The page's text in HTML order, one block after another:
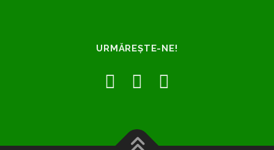
URMĂREȘTE-NE!